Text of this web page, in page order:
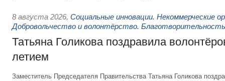
8 августа 2026, Социальные инновации. Некоммерческие
Добровольчество и волонтёрство. Благотворительность
Татьяна Голикова поздравила
летием
Заместитель Председателя Правительства Татьяна Голикова